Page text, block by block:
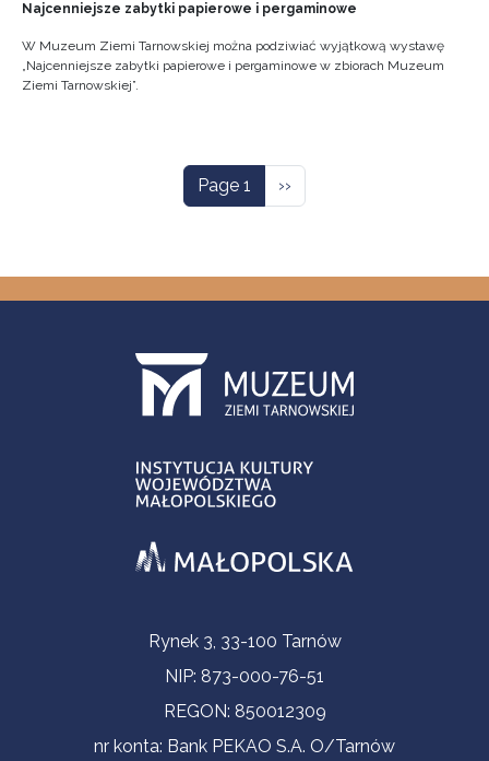
Najcenniejsze zabytki papierowe i pergaminowe
W Muzeum Ziemi Tarnowskiej można podziwiać wyjątkową wystawę
„Najcenniejsze zabytki papierowe i pergaminowe w zbiorach Muzeum
Ziemi Tarnowskiej”.
Page 1 Next page
››
Contact InformationRynek 3, 33-100 Tarnów
NIP: 873-000-76-51
REGON: 850012309
nr konta: Bank PEKAO S.A. O/Tarnów